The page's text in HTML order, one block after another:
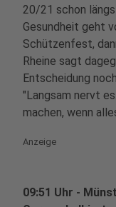
20/21 schon
Gesundheit geht
Schützenfest,
Rheine sagt
Entscheidung
"Langsam nervt
machen, wenn
Anzeige
09:51 Uhr -